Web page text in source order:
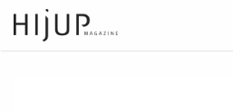
Skip
to
content